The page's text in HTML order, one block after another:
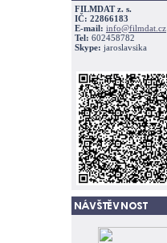
FILMDAT z. s.
IČ: 22866183
E-mail: info@filmdat.cz
Tel: 602458782
Skype: jaroslavsika